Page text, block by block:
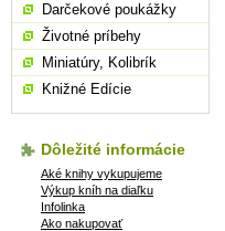
Darčekové poukážky
Životné príbehy
Miniatúry, Kolibrík
Knižné Edície
Dôležité informácie
Aké knihy vykupujeme
Výkup kníh na diaľku
Infolinka
Ako nakupovať